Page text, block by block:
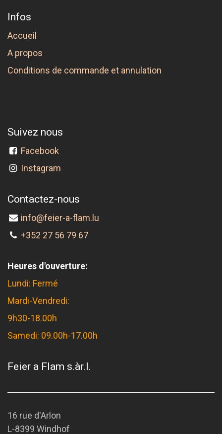
Infos
Accueil
A propos
Conditions de commande et annulation
Suivez nous
Facebook
Instagram
Contactez-nous
info@feier-a-flam.lu
+352 27 56 79 67
Heures d'ouverture:
Lundi: Fermé
Mardi-Vendredi:
9h30-18.00h
Samedi: 09.00h-17.00h
Feier a Flam s.àr.l.
16 rue d'Arlon
L-8399 Windhof